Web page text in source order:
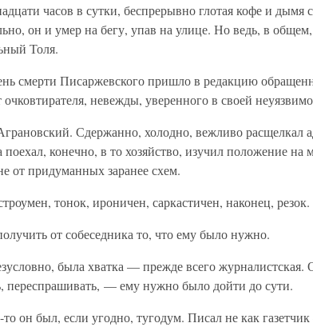
часов в сутки, беспрерывно глотая кофе и дымя
он и умер на бегу, упав на улице. Но ведь, в
Толя.
смерти Писаржевского пришло в редакцию
невежды, уверенного в своей
Сдержанно, холодно, вежливо расщелкал
поехал, конечно, в то хозяйство, изучил положение на
от придуманных заранее схем.
тонок, ироничен, саркастичен, наконец, резок.
от собеседника то, что ему было нужно.
была хватка — прежде всего журналистская.
переспрашивать, — ему нужно было дойти до сути.
он был, если угодно, тугодум. Писал не как